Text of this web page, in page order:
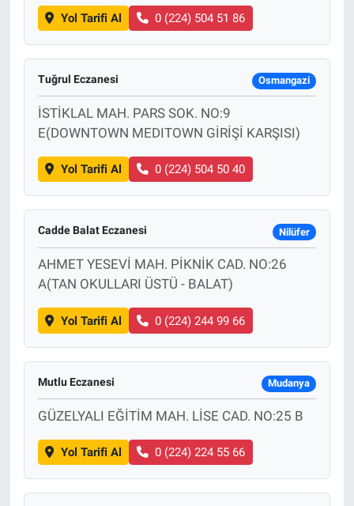
Yol Tarifi Al 0 (224) 504 51 86
Tuğrul Eczanesi Osmangazi
İSTİKLAL MAH. PARS SOK. NO:9
E(DOWNTOWN MEDITOWN GİRİŞİ KARŞISI)
Yol Tarifi Al 0 (224) 504 50 40
Cadde Balat Eczanesi Nilüfer
AHMET YESEVİ MAH. PİKNİK CAD. NO:26
A(TAN OKULLARI ÜSTÜ - BALAT)
Yol Tarifi Al 0 (224) 244 99 66
Mutlu Eczanesi Mudanya
GÜZELYALI EĞİTİM MAH. LİSE CAD. NO:25 B
Yol Tarifi Al 0 (224) 224 55 66